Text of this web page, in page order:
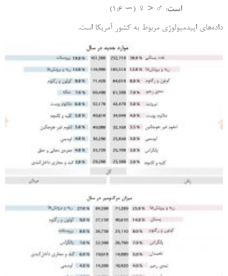
است: ♂ < ♀ (∼ 1:6)
داده‌­های اپیدمیولوژی مربوط به کشور آمریکا است.